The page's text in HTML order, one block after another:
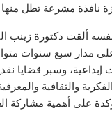
نافذة مشرعة تطل منها
ألقت دكتورة زينب
مدار سبع سنوات
إبداعية، وسبر قضايا
والثقافية
على أهمية مشاركة